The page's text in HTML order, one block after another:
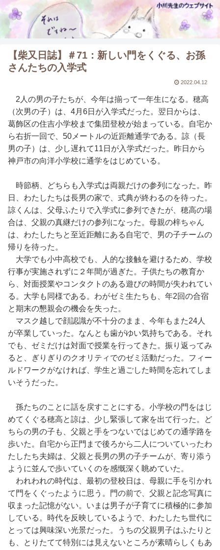
【柴又日誌】＃71：新しい門をくぐる、お孫
さんたちの入学式
2022.04.12
2人の男の子たちが、今年は揃って一年生になる。穂高
（次男の子）は、4月6日が入学式だった。翌日からは、
葛飾区の住吉小学校まで集団登校が始まっている。自宅か
ら右折一回で、50メートルの近距離通学である。諒（長
男の子）は、少し遅れて11日が入学式だった。昨日から
神戸市の向洋小学校に通学をはじめている。
時節柄、どちらも入学式は両親だけの参列になった。昨
日、わたしたちは長男の家で、式典が終わるのを待った。
諒くんは、父母ふたりで入学式に参列できたが、穂高の場
合は、父親の真継だけの参列になった。母親の梓ちゃん
は、わたしたちと至近距離にある自宅で、男の子チームの
帰りを待った。
大学でも小中高校でも、人的な接触を避けるため、学校
行事が実施されずに２年間が過ぎた。子供たちの教育か
ら、対面授業やコンタクトのある遊びの時間が失われてい
る。大学も同様である。わがゼミ生たちも、年2回の合宿
と期末の懇親会の機会を失った。
マスク越しで顔認識が不十分のまま、今年もまた24人
が卒業していった。なんとも歯がゆい気持ちである。それ
でも、ゼミだけは対面で授業を行ってきた。振り返ってみ
ると、ぎりぎりのクオリティでのゼミ活動だった。フィー
ルドワークがなければ、学生と過ごした時間を忘れてしま
いそうだった。
孫たちのことに話を戻すことにする。小学校の門をはじ
めてくぐる穂高と諒は、少し緊張して家を出て行った。ど
ちらの男の子も、父親と手をつないではじめての通学路を
歩いた。自宅から正門まで後ろから二人についていったわ
たしたち夫婦は、父親と長男の男の子チームが、寄り添う
ように並んで歩いていくのを感慨深く眺めていた。
われわれの時代は、最初の登校日は、母親に手を引かれ
て門をくぐったように思う。門の前で、父親と記念写真に
収まった記憶がない。いまは男子が子育てに積極的に参加
している。時代を反映しているようで、わたしたち世代に
とっては興味深い光景だった。うちの父親男子はふたりと
も、とりたてて特別には見えないところが素晴らしくもあ